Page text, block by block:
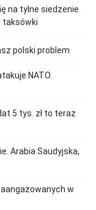
na tylne siedzenie.
taksówki
polski problem
NATO.
5 tys. zł to teraz
Arabia Saudyjska,
w